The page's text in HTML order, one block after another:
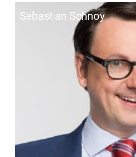
Se­bas­ti­an Schnoy